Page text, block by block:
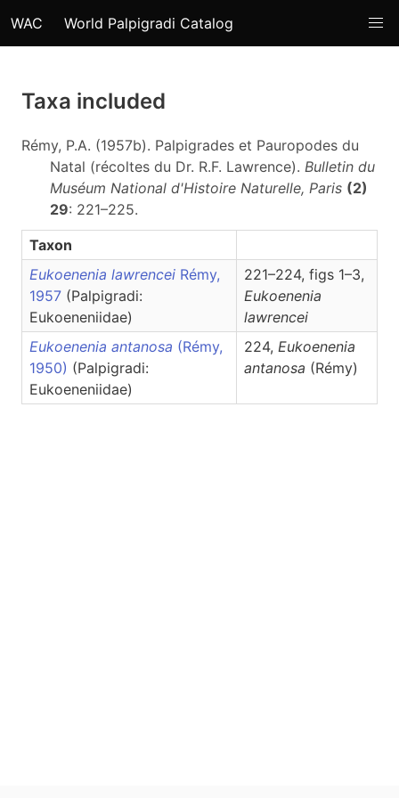
WAC World Palpigradi Catalog
Taxa included
Rémy, P.A. (1957b). Palpigrades et Pauropodes du
Natal (récoltes du Dr. R.F. Lawrence). Bulletin du
Muséum National d'Histoire Naturelle, Paris (2)
29: 221–225.
Taxon
Eukoenenia lawrencei Rémy,
1957 (Palpigradi:
Eukoeneniidae)
221–224, figs 1–3,
Eukoenenia
lawrencei
Eukoenenia antanosa (Rémy,
1950) (Palpigradi:
Eukoeneniidae)
224, Eukoenenia
antanosa (Rémy)